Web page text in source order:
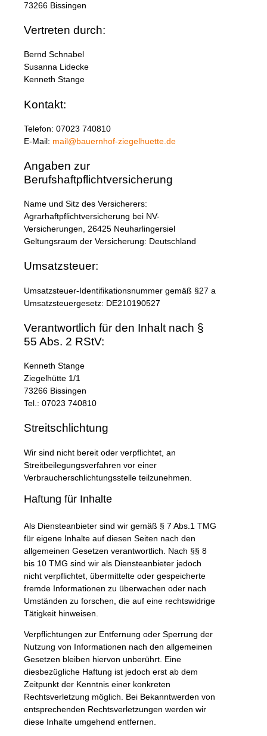
73266 Bissingen
Vertreten durch:
Bernd Schnabel
Susanna Lidecke
Kenneth Stange
Kontakt:
Telefon: 07023 740810
E-Mail: mail@bauernhof-ziegelhuette.de
Angaben zur
Berufshaftpflichtversicherung
Name und Sitz des Versicherers:
Agrarhaftpflichtversicherung bei NV-
Versicherungen, 26425 Neuharlingersiel
Geltungsraum der Versicherung: Deutschland
Umsatzsteuer:
Umsatzsteuer-Identifikationsnummer gemäß §27 a
Umsatzsteuergesetz: DE210190527
Verantwortlich für den Inhalt nach §
55 Abs. 2 RStV:
Kenneth Stange
Ziegelhütte 1/1
73266 Bissingen
Tel.: 07023 740810
Streitschlichtung
Wir sind nicht bereit oder verpflichtet, an
Streitbeilegungsverfahren vor einer
Verbraucherschlichtungsstelle teilzunehmen.
Haftung für Inhalte
Als Diensteanbieter sind wir gemäß § 7 Abs.1 TMG
für eigene Inhalte auf diesen Seiten nach den
allgemeinen Gesetzen verantwortlich. Nach §§ 8
bis 10 TMG sind wir als Diensteanbieter jedoch
nicht verpflichtet, übermittelte oder gespeicherte
fremde Informationen zu überwachen oder nach
Umständen zu forschen, die auf eine rechtswidrige
Tätigkeit hinweisen.
Verpflichtungen zur Entfernung oder Sperrung der
Nutzung von Informationen nach den allgemeinen
Gesetzen bleiben hiervon unberührt. Eine
diesbezügliche Haftung ist jedoch erst ab dem
Zeitpunkt der Kenntnis einer konkreten
Rechtsverletzung möglich. Bei Bekanntwerden von
entsprechenden Rechtsverletzungen werden wir
diese Inhalte umgehend entfernen.